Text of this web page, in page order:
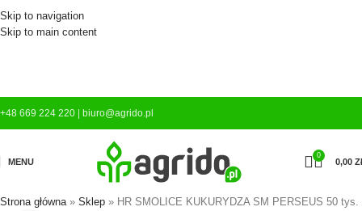
Skip to navigation
Skip to main content
+48 669 224 220 biuro@agrido.pl
MENU
0
0,00
Strona główna» Sklep » HR SMOLICE KUKURYDZA SM PERSEUS 50 tys.